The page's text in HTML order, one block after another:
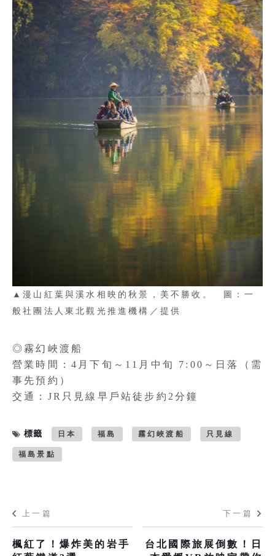
▲漫山紅葉與溪水相映的秋景，美不勝收。 圖：一
般社團法人東北觀光推進機構／提供
◎霧幻峽渡船
營業時間：4月下旬～11月中旬 7:00～日落（需
事先預約）
交通：JR只見線早戶站徒步約2分鐘
標籤 日本 福島 霧幻峽渡船 只見線
福島景點
上一篇
楓紅了！爆炸美的岩手
下一篇
台北國際旅展倒數！日